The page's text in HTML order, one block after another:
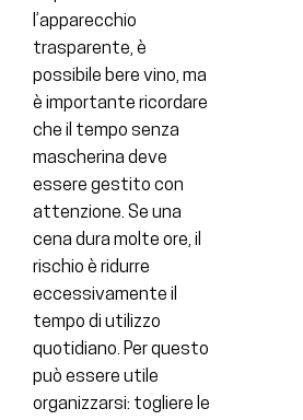
l’apparecchio
trasparente, è
possibile bere vino, ma
è importante ricordare
che il tempo senza
mascherina deve
essere gestito con
attenzione. Se una
cena dura molte ore, il
rischio è ridurre
eccessivamente il
tempo di utilizzo
quotidiano. Per questo
può essere utile
organizzarsi: togliere le